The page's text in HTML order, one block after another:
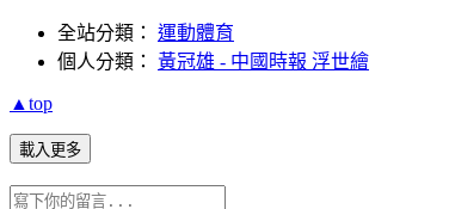
全站分類： 運動體育
個人分類： 黃冠雄 - 中國時報 浮世繪
▲top
載入更多